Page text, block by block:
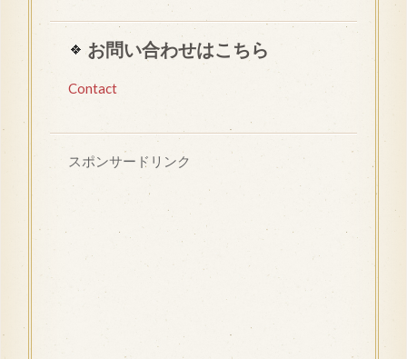
お問い合わせはこちら
Contact
スポンサードリンク